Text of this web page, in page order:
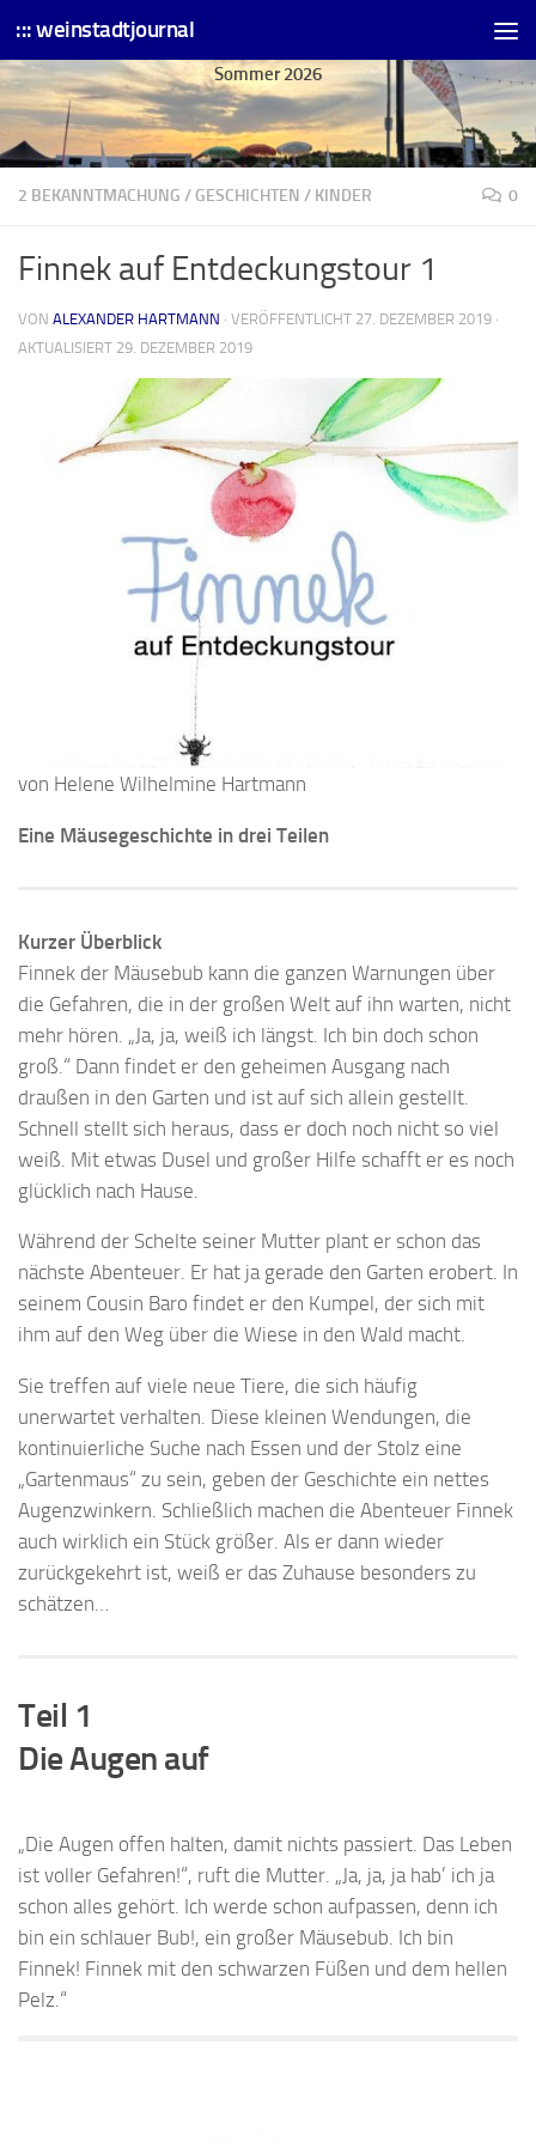
Skip to content
::: weinstadtjournal
Sommer 2026
2 BEKANNTMACHUNG / GESCHICHTEN / KINDER 0
Finnek auf Entdeckungstour 1
VON ALEXANDER HARTMANN · VERÖFFENTLICHT 27. DEZEMBER 2019 ·
AKTUALISIERT 29. DEZEMBER 2019
von Helene Wilhelmine Hartmann
Eine Mäusegeschichte in drei Teilen
Kurzer Überblick
Finnek der Mäusebub kann die ganzen Warnungen über
die Gefahren, die in der großen Welt auf ihn warten, nicht
mehr hören. „Ja, ja, weiß ich längst. Ich bin doch schon
groß.“ Dann findet er den geheimen Ausgang nach
draußen in den Garten und ist auf sich allein gestellt.
Schnell stellt sich heraus, dass er doch noch nicht so viel
weiß. Mit etwas Dusel und großer Hilfe schafft er es noch
glücklich nach Hause.
Während der Schelte seiner Mutter plant er schon das
nächste Abenteuer. Er hat ja gerade den Garten erobert. In
seinem Cousin Baro findet er den Kumpel, der sich mit
ihm auf den Weg über die Wiese in den Wald macht.
Sie treffen auf viele neue Tiere, die sich häufig
unerwartet verhalten. Diese kleinen Wendungen, die
kontinuierliche Suche nach Essen und der Stolz eine
„Gartenmaus“ zu sein, geben der Geschichte ein nettes
Augenzwinkern. Schließlich machen die Abenteuer Finnek
auch wirklich ein Stück größer. Als er dann wieder
zurückgekehrt ist, weiß er das Zuhause besonders zu
schätzen…
Teil 1
Die Augen auf
„Die Augen offen halten, damit nichts passiert. Das Leben
ist voller Gefahren!“, ruft die Mutter. „Ja, ja, ja hab’ ich ja
schon alles gehört. Ich werde schon aufpassen, denn ich
bin ein schlauer Bub!, ein großer Mäusebub. Ich bin
Finnek! Finnek mit den schwarzen Füßen und dem hellen
Pelz.“